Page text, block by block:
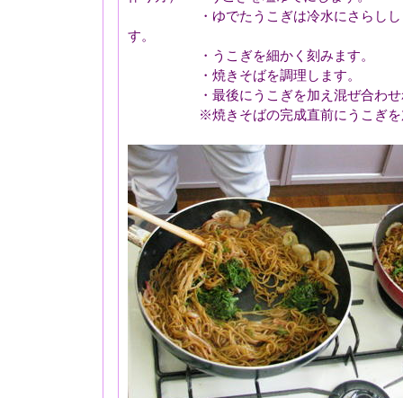
・ゆでたうこぎは冷水にさらししっ
す。
・うこぎを細かく刻みます。
・焼きそばを調理します。
・最後にうこぎを加え混ぜ合わせれ
※焼きそばの完成直前にうこぎを